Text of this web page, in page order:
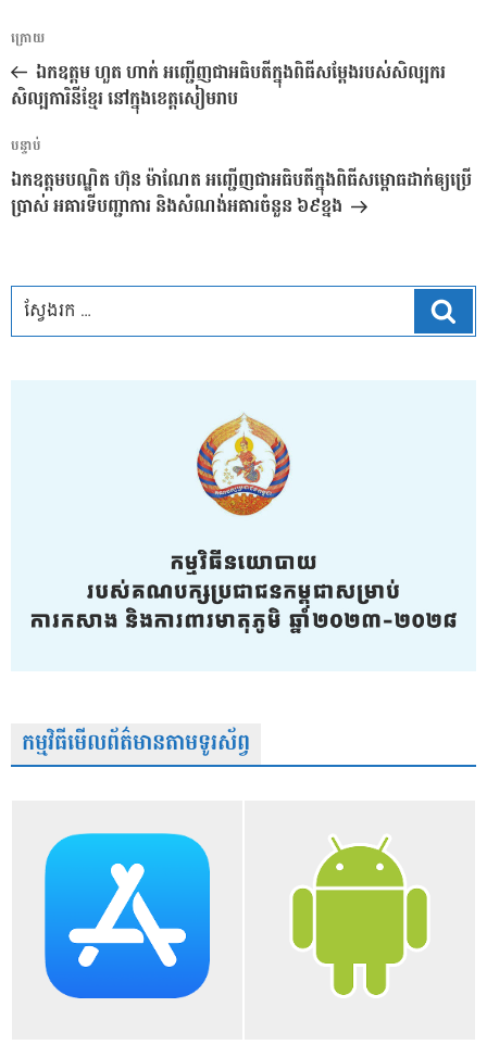
ការ​
នាំទិស​
ប្រកាស
អត្ថបទ
មុន
ក្រោយ
ឯកឧត្តម ហួត ហាក់ អញ្ជើញជាអធិបតីក្នុងពិធីសម្ដែងរបស់សិល្បករ
សិល្បការិនីខ្មែរ នៅក្នុងខេត្តសៀមរាប
អត្ថបទ
បន្ទាប់
បន្ទាប់
ឯកឧត្តមបណ្ឌិត ហ៊ុន ម៉ាណែត អញ្ជើញជាអធិបតីក្នុងពិធីសម្ពោធដាក់ឲ្យប្រើ
ប្រាស់ អគារទីបញ្ជាការ និងសំណង់អគារចំនួន ៦៩ខ្នង
កម្មវិធីមើលព័ត៌មានតាមទូរស័ព្វ